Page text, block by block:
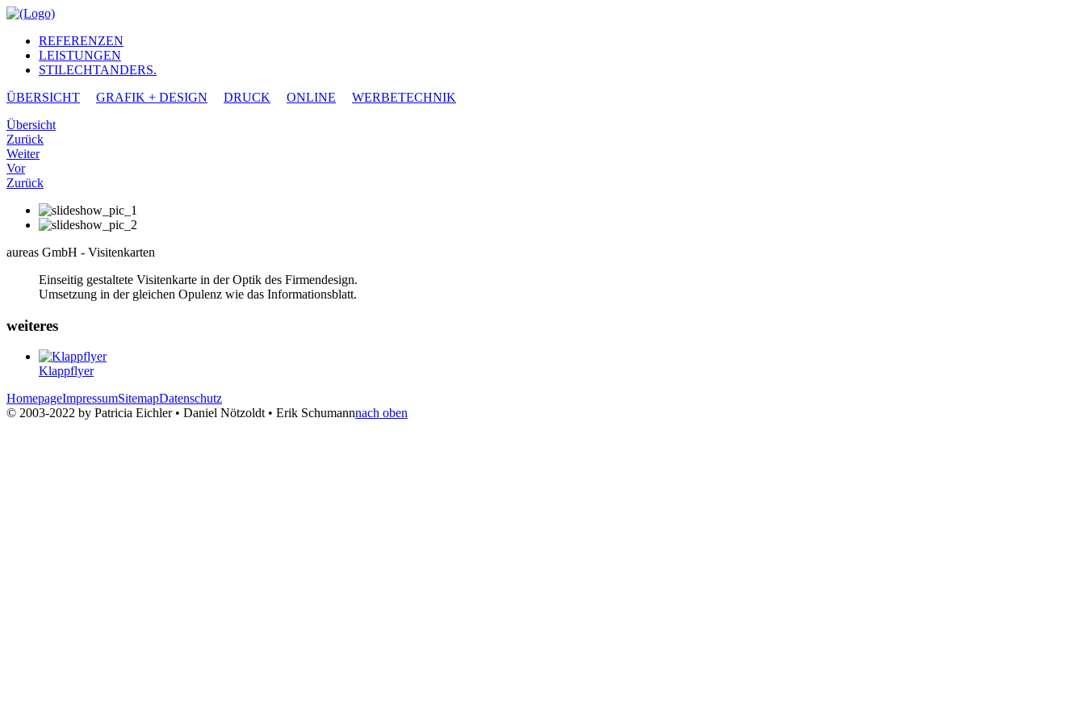
REFERENZEN
LEISTUNGEN
STILECHTANDERS.
ÜBERSICHT
GRAFIK + DESIGN DRUCK ONLINE
WERBETECHNIK
Übersicht
Zurück
Weiter
Vor
Zurück
aureas GmbH - Visitenkarten
Einseitig gestaltete Visitenkarte in der Optik des Firmendesign.
Umsetzung in der gleichen Opulenz wie das Informationsblatt.
weiteres
Klappflyer
HomepageImpressumSitemapDatenschutz
© 2003-2022 by Patricia Eichler • Daniel Nötzoldt • Erik Schumannnach oben